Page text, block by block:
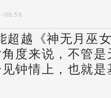
08:56
超越《神无月巫
度来说，不管
钟情上，也就